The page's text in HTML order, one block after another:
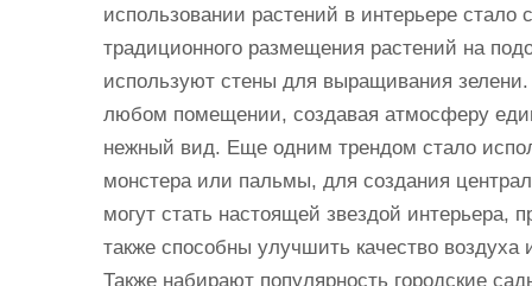
использовании растений в интерьере
традиционного размещения растений на
используют стены для выращивания
любом помещении, создавая атмосферу
нежный вид. Еще одним трендом стало
монстера или пальмы, для создания
могут стать настоящей звездой интерьера,
также способны улучшить качество
Также набирают популярность городские